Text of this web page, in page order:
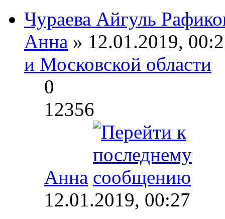
Чураева Айгуль
Анна » 12.01.2019,
и Московской области
0
12356
Анна
12.01.2019, 00:27